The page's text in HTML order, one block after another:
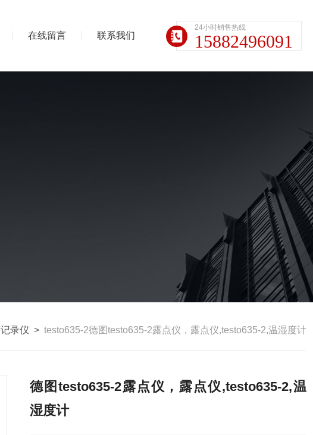
在线留言 联系我们
24小时销售热线
15882496091
录仪 > testo635-2德图testo635-2露点仪，露点仪,testo635-2,温湿度计
德图testo635-2露点仪，露点仪,testo635-2,温
湿度计